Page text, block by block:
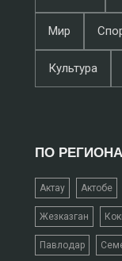
Мир
Культура
ПО
Актау Актобе
Жезказган
Павлодар